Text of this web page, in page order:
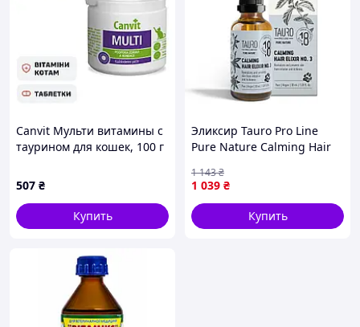
разным сроком годности. Поэтому срок годности
Аптечки ветеринарной указан препаратом, срок
годности которого истекает раньше всех.
Canvit Мульти витамины с
таурином для кошек, 100 г
507 ₴
Купить
Эликсир Tauro Pro Line
Pure Nature Calming Hair
эликсир для кожи и
шерсти собак и кошек 30
мл
1 039 ₴
1 143₴
Купить